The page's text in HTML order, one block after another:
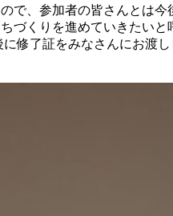
で、参加者の皆さんとは今
づくりを進めていきたいと
に修了証をみなさんにお渡